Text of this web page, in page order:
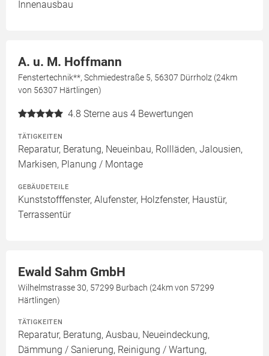
Innenausbau
A. u. M. Hoffmann
Fenstertechnik**, Schmiedestraße 5, 56307 Dürrholz (24km
von 56307 Härtlingen)
4.8 Sterne aus 4 Bewertungen
TÄTIGKEITEN
Reparatur, Beratung, Neueinbau, Rollläden, Jalousien,
Markisen, Planung / Montage
GEBÄUDETEILE
Kunststofffenster, Alufenster, Holzfenster, Haustür,
Terrassentür
Ewald Sahm GmbH
Wilhelmstrasse 30, 57299 Burbach (24km von 57299
Härtlingen)
TÄTIGKEITEN
Reparatur, Beratung, Ausbau, Neueindeckung,
Dämmung / Sanierung, Reinigung / Wartung,